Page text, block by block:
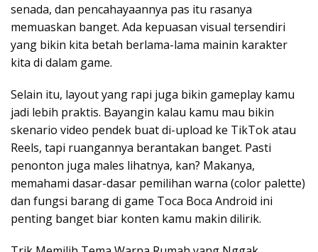
senada, dan pencahayaannya pas itu rasanya
memuaskan banget. Ada kepuasan visual tersendiri
yang bikin kita betah berlama-lama mainin karakter
kita di dalam game.
Selain itu, layout yang rapi juga bikin gameplay kamu
jadi lebih praktis. Bayangin kalau kamu mau bikin
skenario video pendek buat di-upload ke TikTok atau
Reels, tapi ruangannya berantakan banget. Pasti
penonton juga males lihatnya, kan? Makanya,
memahami dasar-dasar pemilihan warna (color palette)
dan fungsi barang di game Toca Boca Android ini
penting banget biar konten kamu makin dilirik.